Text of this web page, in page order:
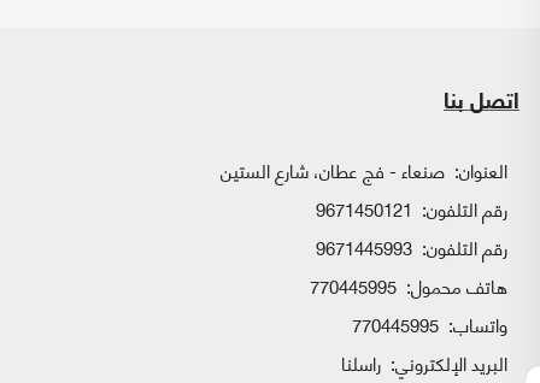
اتصل بنا
العنوان: صنعاء - فج عطان، شارع الستين
رقم التلفون: 9671450121
رقم التلفون: 9671445993
هاتف محمول: 770445995
واتساب:
البريد الإلكتروني: راسلنا